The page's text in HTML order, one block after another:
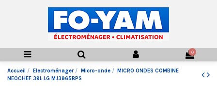
0
Accueil Electroménager Micro-onde
MICRO ONDES COMBINE
NEOCHEF 39L LG MJ3965BPS